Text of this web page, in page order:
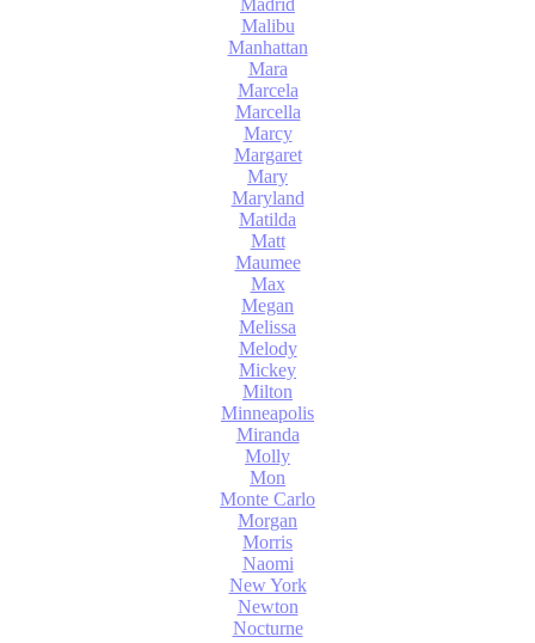
Malibu
Manhattan
Mara
Marcela
Marcella
Marcy
Margaret
Mary
Maryland
Matilda
Matt
Maumee
Max
Megan
Melissa
Melody
Mickey
Milton
Minneapolis
Miranda
Molly
Mon
Monte Carlo
Morgan
Morris
Naomi
New York
Newton
Nocturne